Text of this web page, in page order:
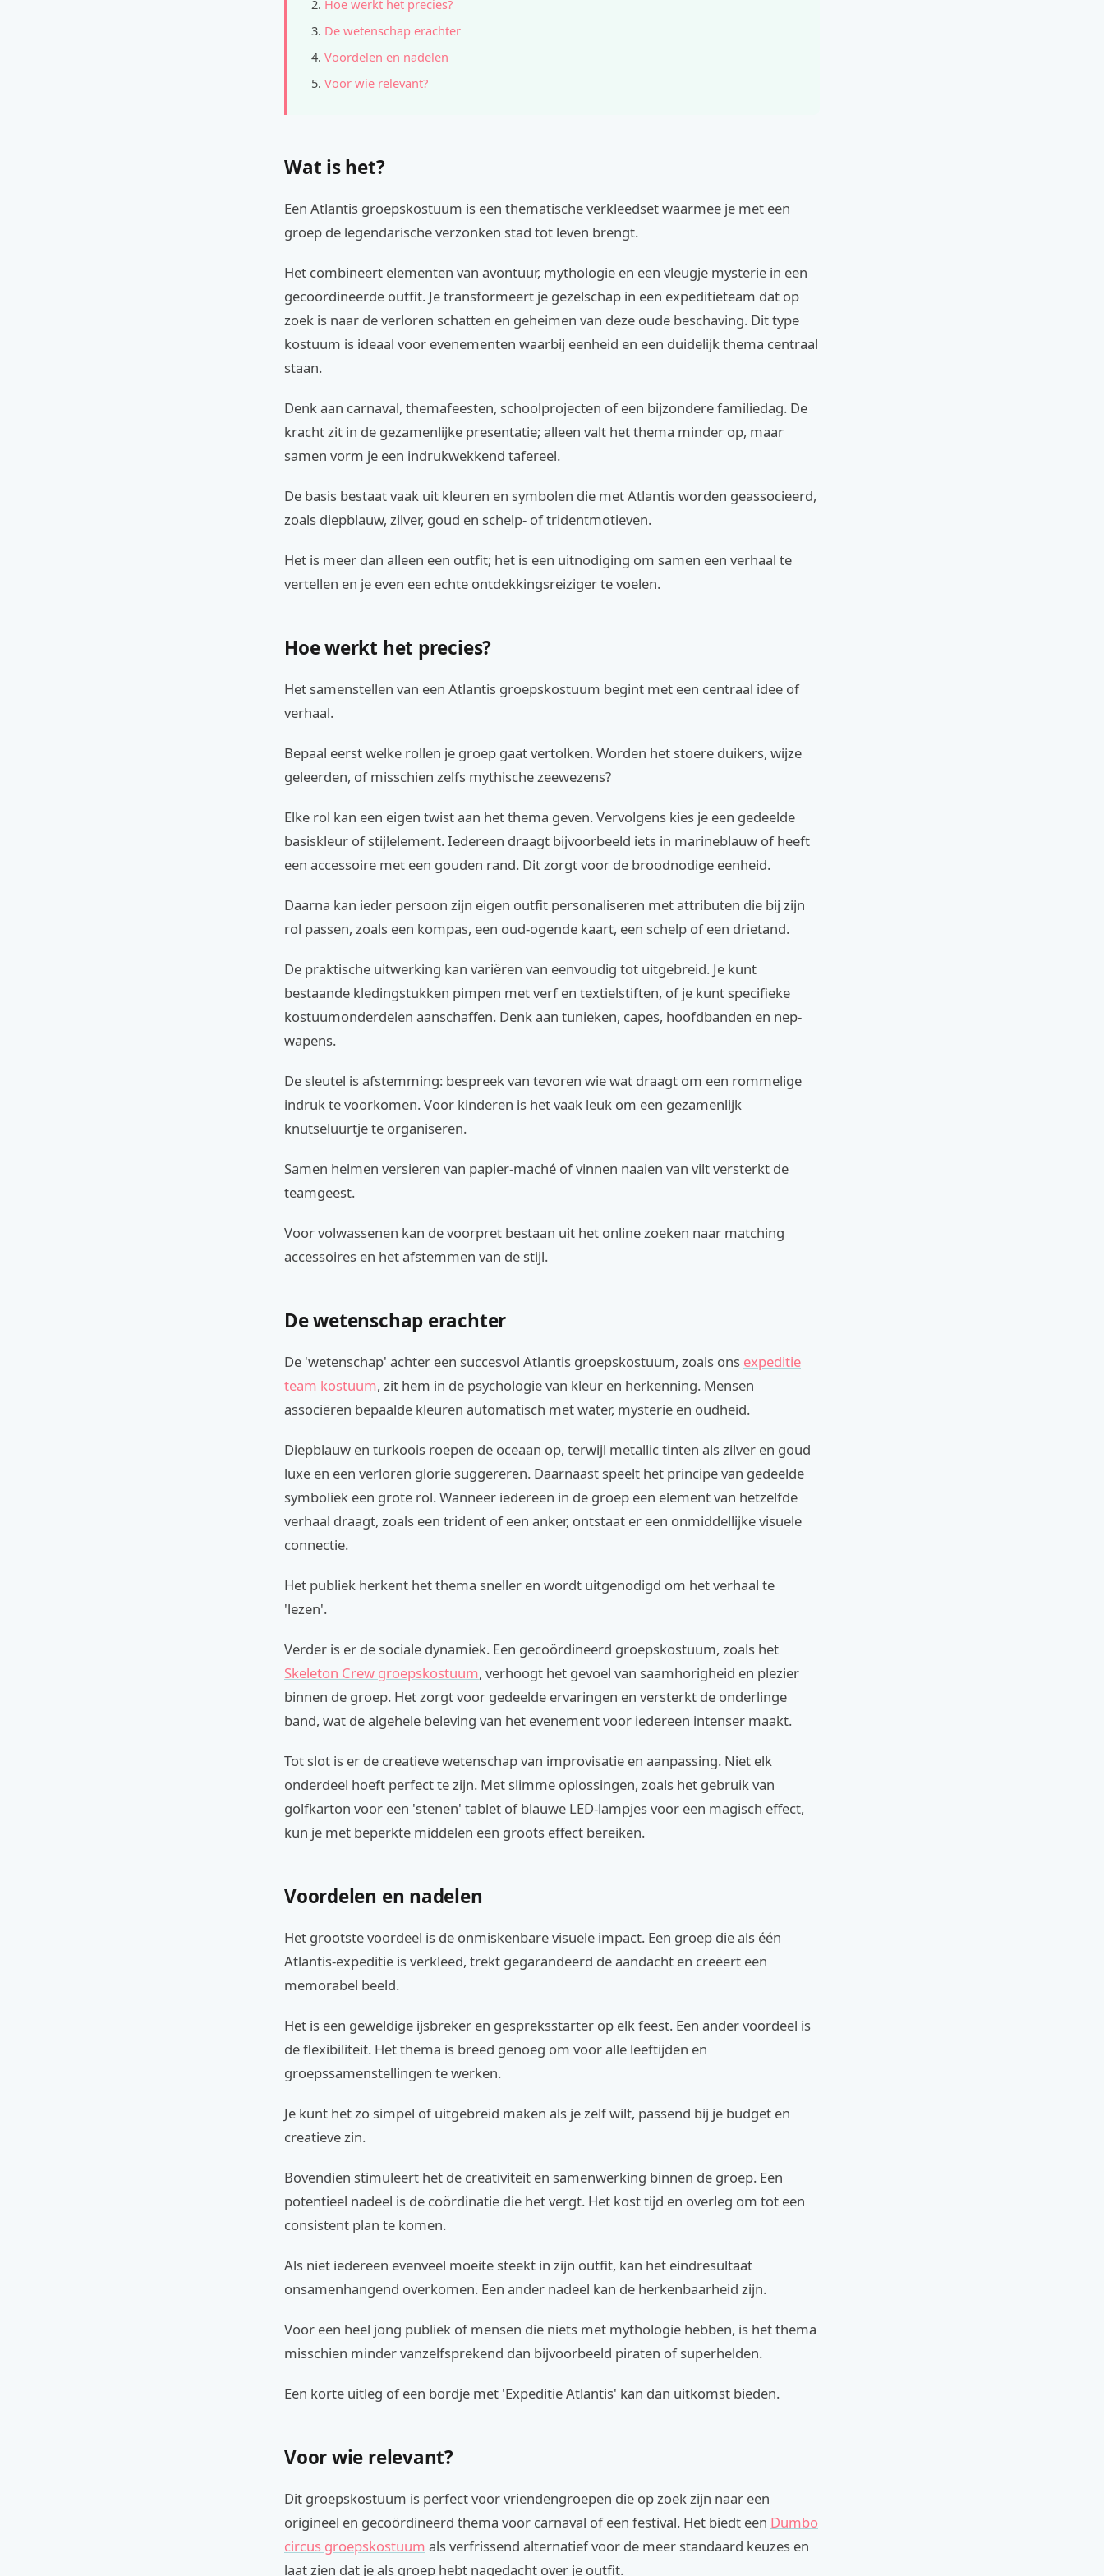
Hoe werkt het precies?
De wetenschap erachter
Voordelen en nadelen
Voor wie relevant?
Wat is het?
Een Atlantis groepskostuum is een thematische verkleedset waarmee je met een
groep de legendarische verzonken stad tot leven brengt.
Het combineert elementen van avontuur, mythologie en een vleugje mysterie in een
gecoördineerde outfit. Je transformeert je gezelschap in een expeditieteam dat op
zoek is naar de verloren schatten en geheimen van deze oude beschaving. Dit type
kostuum is ideaal voor evenementen waarbij eenheid en een duidelijk thema centraal
staan.
Denk aan carnaval, themafeesten, schoolprojecten of een bijzondere familiedag. De
kracht zit in de gezamenlijke presentatie; alleen valt het thema minder op, maar
samen vorm je een indrukwekkend tafereel.
De basis bestaat vaak uit kleuren en symbolen die met Atlantis worden geassocieerd,
zoals diepblauw, zilver, goud en schelp- of tridentmotieven.
Het is meer dan alleen een outfit; het is een uitnodiging om samen een verhaal te
vertellen en je even een echte ontdekkingsreiziger te voelen.
Hoe werkt het precies?
Het samenstellen van een Atlantis groepskostuum begint met een centraal idee of
verhaal.
Bepaal eerst welke rollen je groep gaat vertolken. Worden het stoere duikers, wijze
geleerden, of misschien zelfs mythische zeewezens?
Elke rol kan een eigen twist aan het thema geven. Vervolgens kies je een gedeelde
basiskleur of stijlelement. Iedereen draagt bijvoorbeeld iets in marineblauw of heeft
een accessoire met een gouden rand. Dit zorgt voor de broodnodige eenheid.
Daarna kan ieder persoon zijn eigen outfit personaliseren met attributen die bij zijn
rol passen, zoals een kompas, een oud-ogende kaart, een schelp of een drietand.
De praktische uitwerking kan variëren van eenvoudig tot uitgebreid. Je kunt
bestaande kledingstukken pimpen met verf en textielstiften, of je kunt specifieke
kostuumonderdelen aanschaffen. Denk aan tunieken, capes, hoofdbanden en nep-
wapens.
De sleutel is afstemming: bespreek van tevoren wie wat draagt om een rommelige
indruk te voorkomen. Voor kinderen is het vaak leuk om een gezamenlijk
knutseluurtje te organiseren.
Samen helmen versieren van papier-maché of vinnen naaien van vilt versterkt de
teamgeest.
Voor volwassenen kan de voorpret bestaan uit het online zoeken naar matching
accessoires en het afstemmen van de stijl.
De wetenschap erachter
De 'wetenschap' achter een succesvol Atlantis groepskostuum, zoals ons expeditie
team kostuum, zit hem in de psychologie van kleur en herkenning. Mensen
associëren bepaalde kleuren automatisch met water, mysterie en oudheid.
Diepblauw en turkoois roepen de oceaan op, terwijl metallic tinten als zilver en goud
luxe en een verloren glorie suggereren. Daarnaast speelt het principe van gedeelde
symboliek een grote rol. Wanneer iedereen in de groep een element van hetzelfde
verhaal draagt, zoals een trident of een anker, ontstaat er een onmiddellijke visuele
connectie.
Het publiek herkent het thema sneller en wordt uitgenodigd om het verhaal te
'lezen'.
Verder is er de sociale dynamiek. Een gecoördineerd groepskostuum, zoals het
Skeleton Crew groepskostuum, verhoogt het gevoel van saamhorigheid en plezier
binnen de groep. Het zorgt voor gedeelde ervaringen en versterkt de onderlinge
band, wat de algehele beleving van het evenement voor iedereen intenser maakt.
Tot slot is er de creatieve wetenschap van improvisatie en aanpassing. Niet elk
onderdeel hoeft perfect te zijn. Met slimme oplossingen, zoals het gebruik van
golfkarton voor een 'stenen' tablet of blauwe LED-lampjes voor een magisch effect,
kun je met beperkte middelen een groots effect bereiken.
Voordelen en nadelen
Het grootste voordeel is de onmiskenbare visuele impact. Een groep die als één
Atlantis-expeditie is verkleed, trekt gegarandeerd de aandacht en creëert een
memorabel beeld.
Het is een geweldige ijsbreker en gespreksstarter op elk feest. Een ander voordeel is
de flexibiliteit. Het thema is breed genoeg om voor alle leeftijden en
groepssamenstellingen te werken.
Je kunt het zo simpel of uitgebreid maken als je zelf wilt, passend bij je budget en
creatieve zin.
Bovendien stimuleert het de creativiteit en samenwerking binnen de groep. Een
potentieel nadeel is de coördinatie die het vergt. Het kost tijd en overleg om tot een
consistent plan te komen.
Als niet iedereen evenveel moeite steekt in zijn outfit, kan het eindresultaat
onsamenhangend overkomen. Een ander nadeel kan de herkenbaarheid zijn.
Voor een heel jong publiek of mensen die niets met mythologie hebben, is het thema
misschien minder vanzelfsprekend dan bijvoorbeeld piraten of superhelden.
Een korte uitleg of een bordje met 'Expeditie Atlantis' kan dan uitkomst bieden.
Voor wie relevant?
Dit groepskostuum is perfect voor vriendengroepen die op zoek zijn naar een
origineel en gecoördineerd thema voor carnaval of een festival. Het biedt een Dumbo
circus groepskostuum als verfrissend alternatief voor de meer standaard keuzes en
laat zien dat je als groep hebt nagedacht over je outfit.